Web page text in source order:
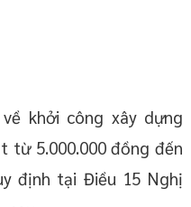
khởi công xây dựng
từ 5.000.000 đồng đến
định tại Điều 15 Nghị